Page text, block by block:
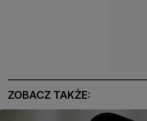
ZOBACZ TAKŻE: